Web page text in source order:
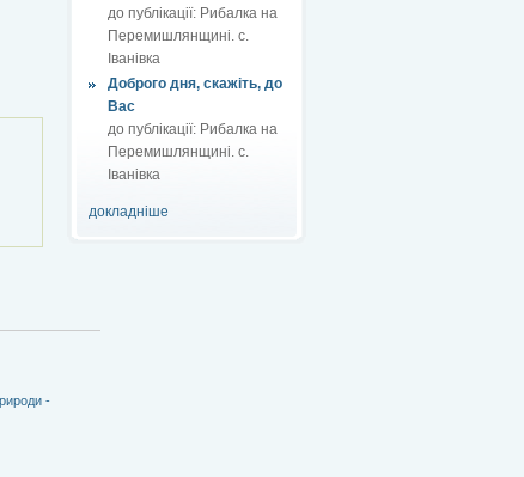
до публікації: Рибалка на
Перемишлянщині. с.
Іванівка
Доброго дня, скажіть, до
Вас
до публікації: Рибалка на
Перемишлянщині. с.
Іванівка
докладніше